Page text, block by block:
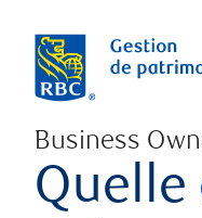
Business
Quelle